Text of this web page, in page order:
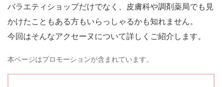
バラエティショップだけでなく、皮膚科や調剤薬局でも見
かけたこともある方もいらっしゃるかも知れません。
今回はそんなアクセーヌについて詳しくご紹介します。
本ページはプロモーションが含まれています。